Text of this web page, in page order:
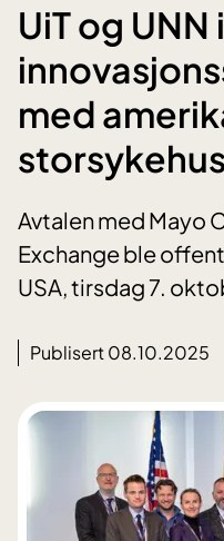
UiT og
med
storsykehus
Avtalen med Mayo
Exchange ble
USA, tirsdag 7.
Publisert 08.10.2025